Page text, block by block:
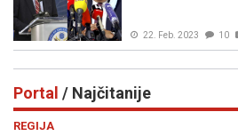
22. Feb. 2023 10
Portal / Najčitanije
REGIJA